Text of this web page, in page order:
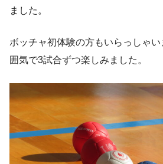
ました。
ボッチャ初体験の方もいらっしゃ
囲気で3試合ずつ楽しみました。